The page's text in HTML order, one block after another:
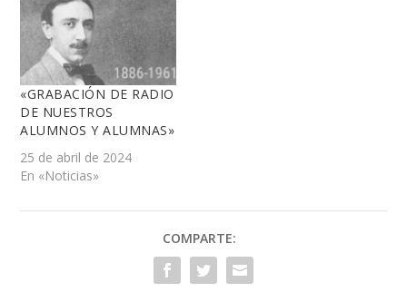
«GRABACIÓN DE RADIO
DE NUESTROS
ALUMNOS Y ALUMNAS»
25 de abril de 2024
En «Noticias»
COMPARTE: